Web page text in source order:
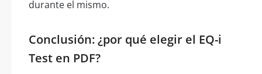
durante el mismo.
Conclusión: ¿por qué elegir el EQ-i
Test en PDF?